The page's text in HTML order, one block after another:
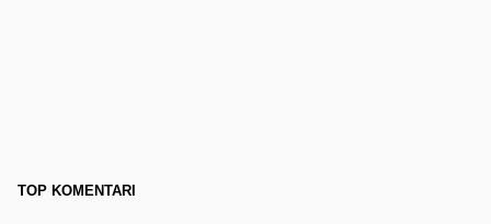
TOP KOMENTARI